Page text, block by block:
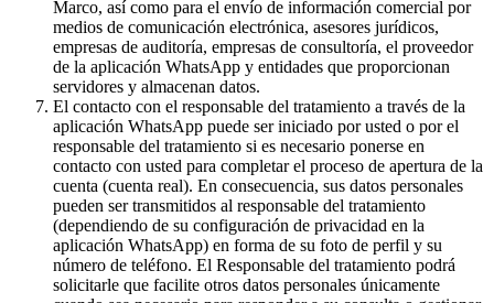
Marco, así como para el envío de información comercial por
medios de comunicación electrónica, asesores jurídicos,
empresas de auditoría, empresas de consultoría, el proveedor
de la aplicación WhatsApp y entidades que proporcionan
servidores y almacenan datos.
El contacto con el responsable del tratamiento a través de la
aplicación WhatsApp puede ser iniciado por usted o por el
responsable del tratamiento si es necesario ponerse en
contacto con usted para completar el proceso de apertura de la
cuenta (cuenta real). En consecuencia, sus datos personales
pueden ser transmitidos al responsable del tratamiento
(dependiendo de su configuración de privacidad en la
aplicación WhatsApp) en forma de su foto de perfil y su
número de teléfono. El Responsable del tratamiento podrá
solicitarle que facilite otros datos personales únicamente